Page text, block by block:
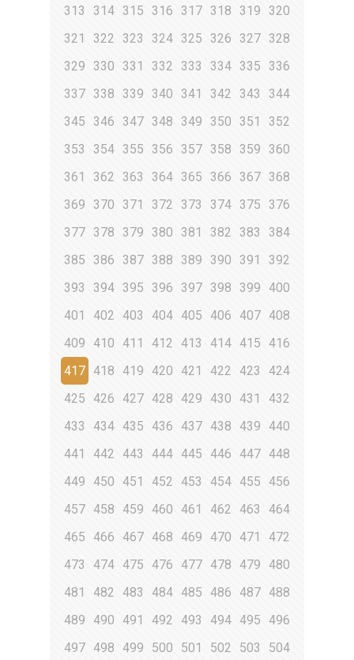
313
314 315 316 317 318 319
320
321
322 323 324 325 326 327 328
329
330 331 332 333 334 335
336
337 338 339 340 341 342 343
344
345
346 347 348 349 350 351
352
353
354 355 356 357 358 359 360
361
362 363 364 365 366 367 368
369
370 371 372 373 374 375 376
377 378 379 380 381 382 383
384
385
386 387 388 389 390 391
392
393
394 395 396 397 398 399
400
401
402 403 404 405 406 407 408
409
410 411 412 413 414 415
416
417 418 419 420 421 422 423
424
425
426 427 428 429 430 431
432
433
434 435 436 437 438 439
440
441
442 443 444 445 446 447 448
449
450 451 452 453 454 455
456
457 458 459 460 461 462 463
464
465
466 467 468 469 470 471
472
473
474 475 476 477 478 479
480
481
482 483 484 485 486 487 488
489
490 491 492 493 494 495
496
497 498 499 500 501 502 503 504